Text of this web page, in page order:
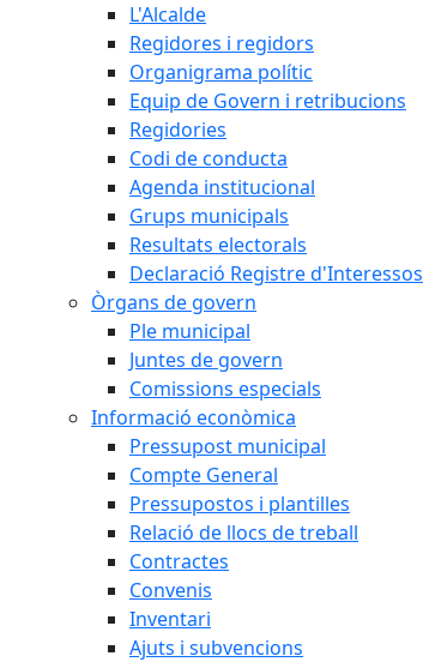
L'Alcalde
Regidores i regidors
Organigrama polític
Equip de Govern i retribucions
Regidories
Codi de conducta
Agenda institucional
Grups municipals
Resultats electorals
Declaració Registre d'Interessos
Òrgans de govern
Ple municipal
Juntes de govern
Comissions especials
Informació econòmica
Pressupost municipal
Compte General
Pressupostos i plantilles
Relació de llocs de treball
Contractes
Convenis
Inventari
Ajuts i subvencions